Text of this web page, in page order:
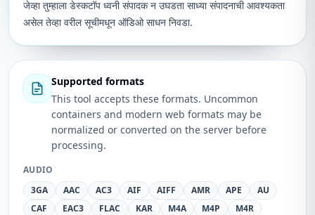
जेव्हा तुम्हाला डेस्कटॉप ध्वनी संपादक न उघडता साध्या संपादनाची आवश्यकता
असेल तेव्हा वरील सूचीमधून ऑडिओ साधन निवडा.
Supported formats
This tool accepts these formats. Uncommon
containers and modern web formats may be
normalized or converted on the server before
processing.
AUDIO
3GA
AAC AC3 AIF AIFF AMR APE
AU
CAF
EAC3 FLAC KAR M4A M4P
M4R